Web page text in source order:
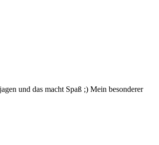
und das macht Spaß ;) Mein besonderer